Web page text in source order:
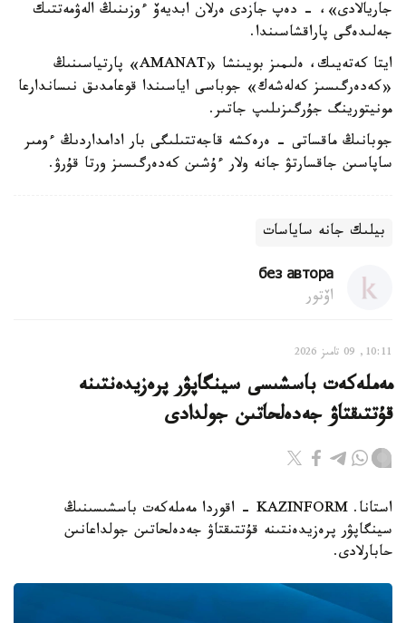
جاريالادى»، - دەپ جازدى ەرلان ابديەۆ ءوزىنىڭ الەۋمەتتىك
جەلىدەگى پاراقشاسىندا.
ايتا كەتەيىك، ەلىمىز بويىنشا «AMANAT» پارتياسىنىڭ
«كەدەرگىسىز كەلەشەك» جوباسى اياسىندا قوعامدىق نىساندارعا
مونيتورينگ جۇرگىزىلىپ جاتىر.
جوبانىڭ ماقساتى - ەرەكشە قاجەتتىلىگى بار ادامداردىڭ ءومىر
ساپاسىن جاقسارتۋ جانە ولار ءۇشىن كەدەرگىسىز ورتا قۇرۋ.
بيلىك جانە ساياسات
без автора
اۆتور
10:11, 09 تامىز 2026
مەملەكەت باسشىسى سينگاپۋر پرەزيدەنتىنە
قۇتتىقتاۋ جەدەلحاتىن جولدادى
استانا. KAZINFORM - اقوردا مەملەكەت باسشىسىنىڭ
سينگاپۋر پرەزيدەنتىنە قۇتتىقتاۋ جەدەلحاتىن جولداعانىن
حابارلادى.